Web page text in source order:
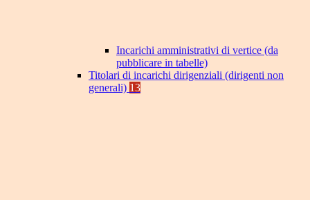
Incarichi amministrativi di vertice (da
pubblicare in tabelle)
Titolari di incarichi dirigenziali (dirigenti non
generali) 13